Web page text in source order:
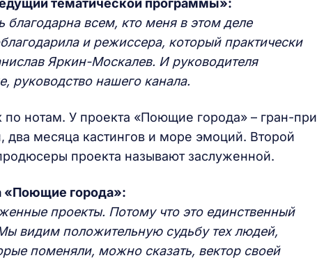
тематической программы»:
всем, кто меня в этом деле
и режиссера, который практически
Яркин-Москалев. И руководителя
нашего канала.
по нотам. У проекта «Поющие города» – гран-при
месяца кастингов и море эмоций. Второй
проекта называют заслуженной.
«Поющие города»:
проекты. Потому что это единственный
видим положительную судьбу тех людей,
поменяли, можно сказать, вектор своей